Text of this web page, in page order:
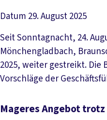
Datum 29. August 2025
Seit Sonntagnacht, 24.
Mönchengladbach,
2025, weiter gestreikt. Die
Vorschläge der
Mageres Angebot